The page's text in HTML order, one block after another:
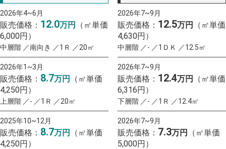
2026年4~6月
販売価格： 12.0万円
（㎡単価
6,000円）
中層階 ／南向き ／1Ｒ ／20㎡
2026年1~3月
販売価格： 8.7万円
（㎡単価
4,250円）
上層階 ／- ／1Ｒ ／20㎡
2025年10~12月
販売価格： 8.7万円
（㎡単価
4,250円）
2026年7~9月
販売価格： 12.5万円
（㎡単価
4,630円）
中層階 ／- ／1ＤＫ ／12.5㎡
2026年7~9月
販売価格： 12.4万円
（㎡単価
6,316円）
下層階 ／- ／1Ｒ ／12.4㎡
2026年7~9月
販売価格： 7.3万円
（㎡単価
5,000円）